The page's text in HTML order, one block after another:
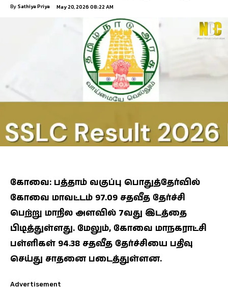
By Sathiya Priya May 20, 2026 08:22 AM
கோவை: பத்தாம் வகுப்பு பொதுத்தேர்வில்
கோவை மாவட்டம் 97.09 சதவீத தேர்ச்சி
பெற்று மாநில அளவில் 7வது இடத்தை
பிடித்துள்ளது. மேலும், கோவை மாநகராட்சி
பள்ளிகள் 94.38 சதவீத தேர்ச்சியை பதிவு
செய்து சாதனை படைத்துள்ளன.
Advertisement